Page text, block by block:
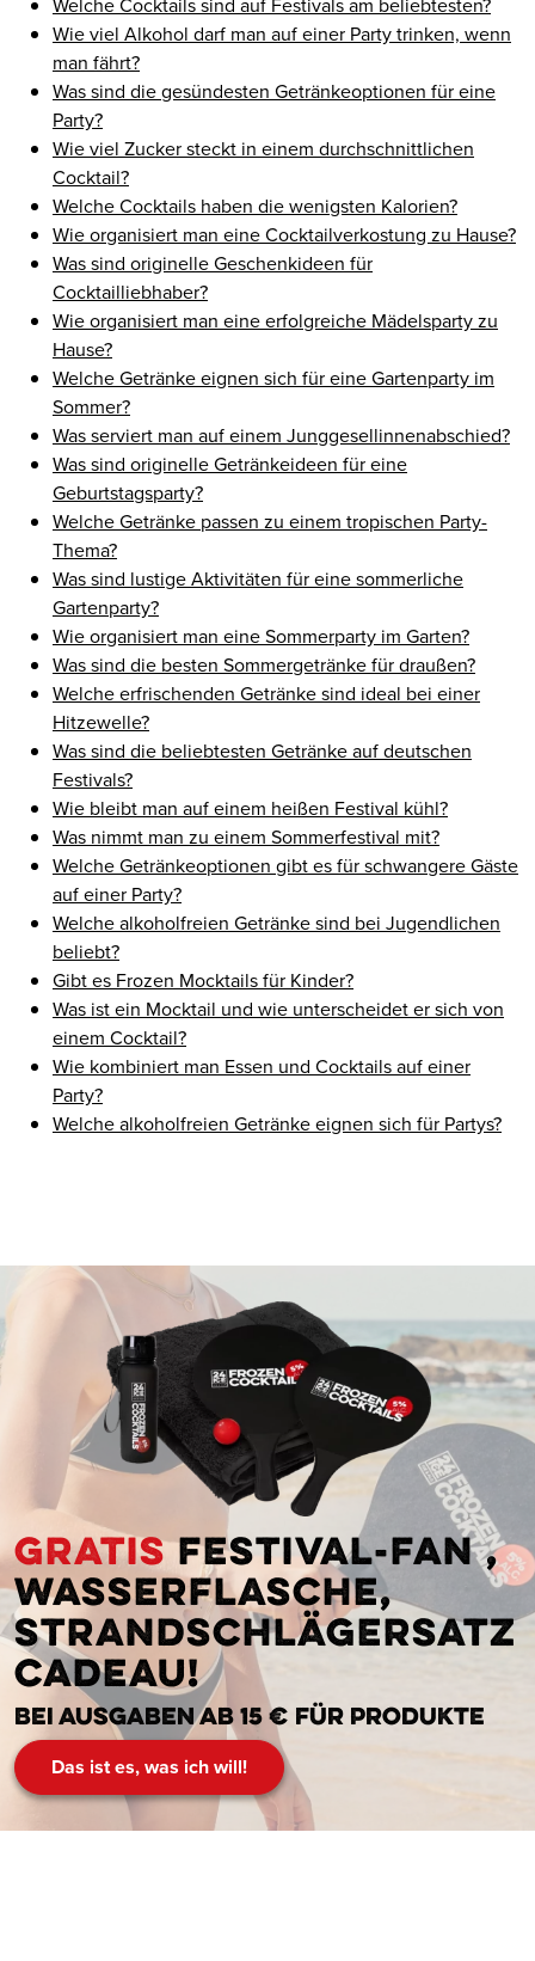
Wie viel Alkohol darf man auf einer Party trinken, wenn
man fährt?
Was sind die gesündesten Getränkeoptionen für eine
Party?
Wie viel Zucker steckt in einem durchschnittlichen
Cocktail?
Welche Cocktails haben die wenigsten Kalorien?
Wie organisiert man eine Cocktailverkostung zu Hause?
Was sind originelle Geschenkideen für
Cocktailliebhaber?
Wie organisiert man eine erfolgreiche Mädelsparty zu
Hause?
Welche Getränke eignen sich für eine Gartenparty im
Sommer?
Was serviert man auf einem Junggesellinnenabschied?
Was sind originelle Getränkeideen für eine
Geburtstagsparty?
Welche Getränke passen zu einem tropischen Party-
Thema?
Was sind lustige Aktivitäten für eine sommerliche
Gartenparty?
Wie organisiert man eine Sommerparty im Garten?
Was sind die besten Sommergetränke für draußen?
Welche erfrischenden Getränke sind ideal bei einer
Hitzewelle?
Was sind die beliebtesten Getränke auf deutschen
Festivals?
Wie bleibt man auf einem heißen Festival kühl?
Was nimmt man zu einem Sommerfestival mit?
Welche Getränkeoptionen gibt es für schwangere Gäste
auf einer Party?
Welche alkoholfreien Getränke sind bei Jugendlichen
beliebt?
Gibt es Frozen Mocktails für Kinder?
Was ist ein Mocktail und wie unterscheidet er sich von
einem Cocktail?
Wie kombiniert man Essen und Cocktails auf einer
Party?
Welche alkoholfreien Getränke eignen sich für Partys?
GratisFestival-Fan ,
Wasserflasche,
Strandschlägersatz
cadeau!
Bei Ausgaben ab 15 € für Produkte
Das ist es, was ich will!